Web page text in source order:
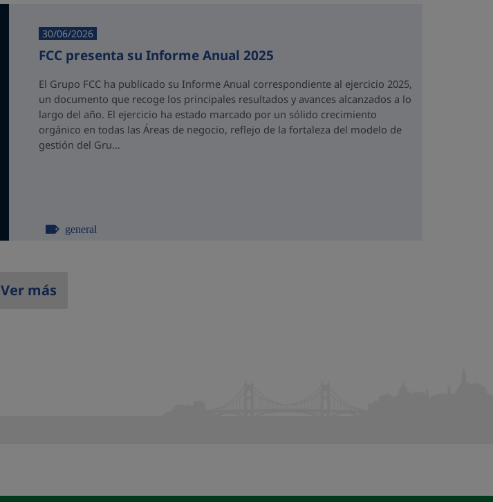
30/06/2026
FCC presenta su Informe Anual 2025
El Grupo FCC ha publicado su Informe Anual correspondiente al ejercicio 2025,
un documento que recoge los principales resultados y avances alcanzados a lo
largo del año. El ejercicio ha estado marcado por un sólido crecimiento
orgánico en todas las Áreas de negocio, reflejo de la fortaleza del modelo de
gestión del Gru...
general
Ver más